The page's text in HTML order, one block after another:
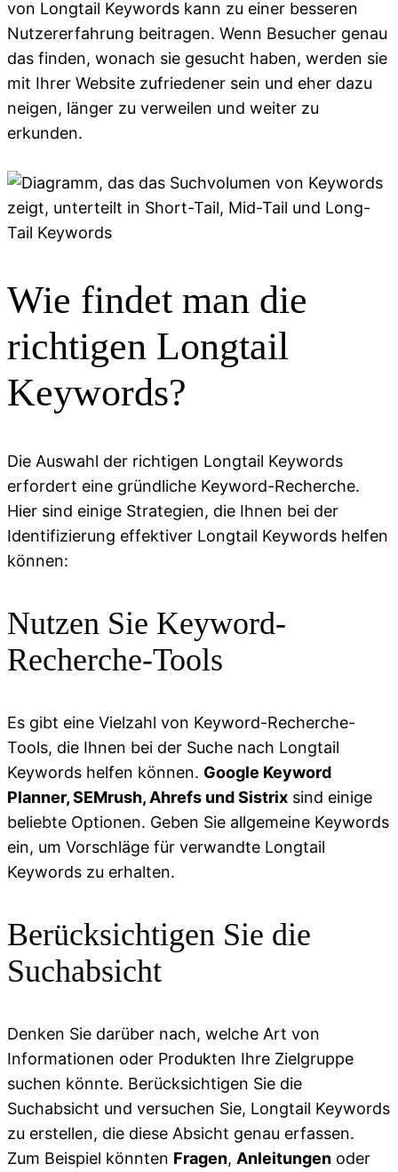
von Longtail Keywords kann zu einer besseren
Nutzererfahrung beitragen. Wenn Besucher genau
das finden, wonach sie gesucht haben, werden sie
mit Ihrer Website zufriedener sein und eher dazu
neigen, länger zu verweilen und weiter zu
erkunden.
Wie findet man die
richtigen Longtail
Keywords?
Die Auswahl der richtigen Longtail Keywords
erfordert eine gründliche Keyword-Recherche.
Hier sind einige Strategien, die Ihnen bei der
Identifizierung effektiver Longtail Keywords helfen
können:
Nutzen Sie Keyword-
Recherche-Tools
Es gibt eine Vielzahl von Keyword-Recherche-
Tools, die Ihnen bei der Suche nach Longtail
Keywords helfen können. Google Keyword
Planner, SEMrush, Ahrefs und Sistrix sind einige
beliebte Optionen. Geben Sie allgemeine Keywords
ein, um Vorschläge für verwandte Longtail
Keywords zu erhalten.
Berücksichtigen Sie die
Suchabsicht
Denken Sie darüber nach, welche Art von
Informationen oder Produkten Ihre Zielgruppe
suchen könnte. Berücksichtigen Sie die
Suchabsicht und versuchen Sie, Longtail Keywords
zu erstellen, die diese Absicht genau erfassen.
Zum Beispiel könnten Fragen, Anleitungen oder